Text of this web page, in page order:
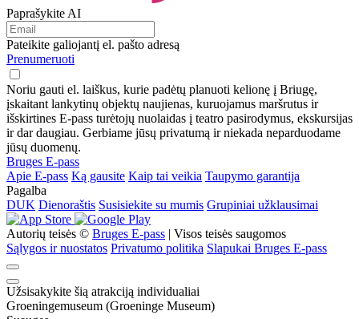
Paprašykite AI
Pateikite galiojantį el. pašto adresą
Prenumeruoti
Noriu gauti el. laiškus, kurie padėtų planuoti kelionę į Briugę,
įskaitant lankytinų objektų naujienas, kuruojamus maršrutus ir
išskirtines E-pass turėtojų nuolaidas į teatro pasirodymus, ekskursijas
ir dar daugiau. Gerbiame jūsų privatumą ir niekada neparduodame
jūsų duomenų.
Bruges E-pass
Apie E-pass Ką gausite Kaip tai veikia Taupymo garantija
Pagalba
DUK Dienoraštis Susisiekite su mumis Grupiniai užklausimai
Autorių teisės © Bruges E-pass | Visos teisės saugomos
Sąlygos ir nuostatos Privatumo politika Slapukai Bruges E-pass
Užsisakykite šią atrakciją individualiai
Groeningemuseum (Groeninge Museum)